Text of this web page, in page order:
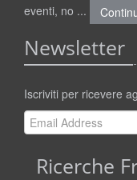
eventi, no ...
Newsletter
Iscriviti per ricevere
Ricerche